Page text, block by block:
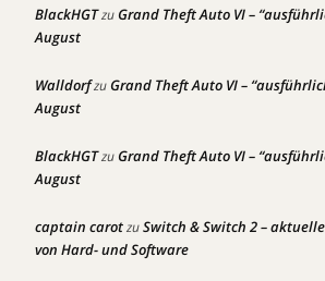
BlackHGTzuGrand Theft Auto VI –
August
WalldorfzuGrand Theft Auto VI –
August
BlackHGTzuGrand Theft Auto VI –
August
captain carotzuSwitch & Switch 2 –
von Hard- und Software